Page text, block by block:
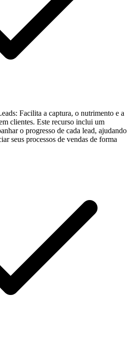
Facilita a captura, o nutrimento e a
clientes. Este recurso inclui um
o progresso de cada lead, ajudando
seus processos de vendas de forma